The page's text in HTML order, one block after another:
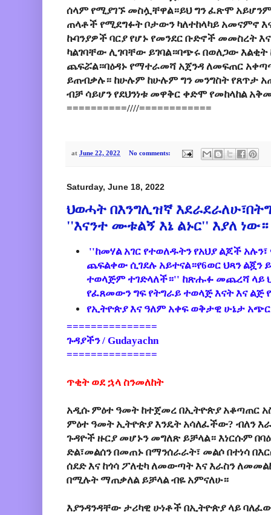
ሰላም የሚያገኙ መስሏቸዋል።ይህ ግን ፈጽሞ
ጠላቶች የሚደግፉት ቦታውን ካለተከላካይ አመናምኖ
ኩባንያዎች ባርያ የሆኑ የመንደር ቡድኖች መመስረት
ካልገባቸው ሊገባቸው ይገባል።ባጭሩ በወለጋው እልቂት
ጨፍሯል።ባዕዳኑ የማተራመሻ አጀንዳ ለመፍጠር
ይጠብቃሉ። ከሁሉም ከሁሉም ግን መንግስት የጸጥታ
ብቻ ሳይሆን የደህንነቱ መዋቅር ቀድሞ የመከላከል
==========////============
at June 22, 2022 No comments:
Saturday, June 18, 2022
ህወሓት በእንግሊዝኛ
''እናንተ ሙቱልኝ እኔ ልኑር'' እያለ ነው።
''ከመሃል አገር የተወለዱትን የአህያ ልጆች አሉን፣
ጨፍልቀው ሲገደሉ አይተናል።የ6ወር ህጻን ልጇን
ተወላጅም ተገድላለች።'' ከጽሑፉ መጨረሻ ላይ
የፈጸመውን ግፍ የትግራይ ተወላጅ እናት እና ልጅ
የኢትዮጵያ እና ዓለም አቀፍ ወቅታዊ ሁኔታ
===============
ጉዳያችን / Gudayachn
===============
ጥቂት ወደ ኋላ ስንመለከት
አዲሱ ምዕተ ዓመት ከተጀመረ በኢትዮጵያ አቆጣጠር
ምዕተ ዓመት ኢትዮጵያ እንዴት አሳለፈችው? ብለን
ጉዳዮች ዙርያ መሆኑን መግለጽ ይቻላል። እነርሱም
ድል፣መልሰን በመጠኑ በማንሰራራት፣ መልሶ በተነሳ
ሰደድ እና ከጎሳ ፖለቲካ ለመውጣት እና እራስን
በሚሉት ማጠቃለል ይቻላል ብዬ አምናለሁ።
እያንዳንዳቸው ታሪካዊ ሁነቶች በኢትዮጵያ ላይ